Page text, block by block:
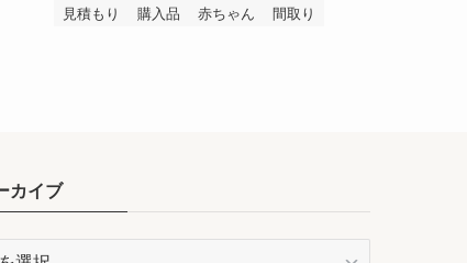
見積もり
購入品 赤ちゃん 間取り
カイブ